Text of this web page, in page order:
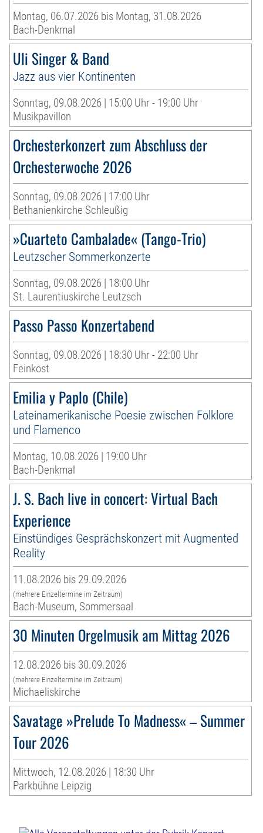
Montag, 06.07.2026 bis Montag, 31.08.2026
Bach-Denkmal
Uli Singer & Band
Jazz aus vier Kontinenten
Sonntag, 09.08.2026 | 15:00 Uhr - 19:00 Uhr
Musikpavillon
Orchesterkonzert zum Abschluss der
Orchesterwoche 2026
Sonntag, 09.08.2026 | 17:00 Uhr
Bethanienkirche Schleußig
»Cuarteto Cambalade« (Tango-Trio)
Leutzscher Sommerkonzerte
Sonntag, 09.08.2026 | 18:00 Uhr
St. Laurentiuskirche Leutzsch
Passo Passo Konzertabend
Sonntag, 09.08.2026 | 18:30 Uhr - 22:00 Uhr
Feinkost
Emilia y Paplo (Chile)
Lateinamerikanische Poesie zwischen Folklore
und Flamenco
Montag, 10.08.2026 | 19:00 Uhr
Bach-Denkmal
J. S. Bach live in concert: Virtual Bach
Experience
Einstündiges Gesprächskonzert mit Augmented
Reality
11.08.2026 bis 29.09.2026
(mehrere Einzeltermine im Zeitraum)
Bach-Museum, Sommersaal
30 Minuten Orgelmusik am Mittag 2026
12.08.2026 bis 30.09.2026
(mehrere Einzeltermine im Zeitraum)
Michaeliskirche
Savatage »Prelude To Madness« – Summer
Tour 2026
Mittwoch, 12.08.2026 | 18:30 Uhr
Parkbühne Leipzig